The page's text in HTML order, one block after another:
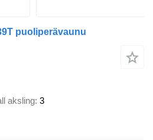
puoliperävaunu
aksling 3